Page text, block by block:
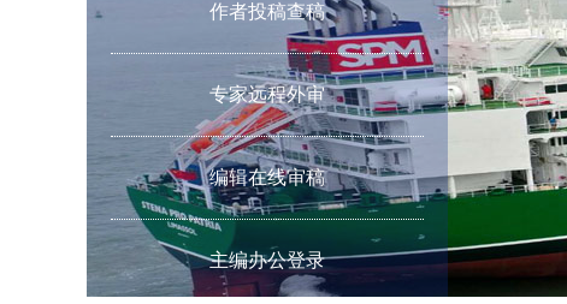
作者投稿查稿
专家远程外审
编辑在线审稿
主编办公登录